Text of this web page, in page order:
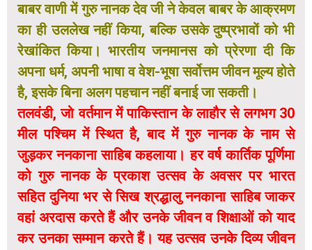
बाबर वाणी में गुरु नानक देव जी ने केवल बाबर के आक्रमण
का ही उललेख नहीं किया, बल्कि उसके दुष्प्रभावों को भी
रेखांकित किया। भारतीय जनमानस को प्रेरणा दी कि
अपना धर्म, अपनी भाषा व वेश-भूषा सर्वोत्तम जीवन मूल्य होते
है, इसके बिना अलग पहचान नहीं बनाई जा सकती।
तलवंडी, जो वर्तमान में पाकिस्तान के लाहौर से लगभग 30
मील पश्चिम में स्थित है, बाद में गुरु नानक के नाम से
जुड़कर ननकाना साहिब कहलाया। हर वर्ष कार्तिक पूर्णिमा
को गुरु नानक के प्रकाश उत्सव के अवसर पर भारत
सहित दुनिया भर से सिख श्रद्धालु ननकाना साहिब जाकर
वहां अरदास करते हैं और उनके जीवन व शिक्षाओं को याद
कर उनका सम्मान करते हैं। यह उत्सव उनके दिव्य जीवन